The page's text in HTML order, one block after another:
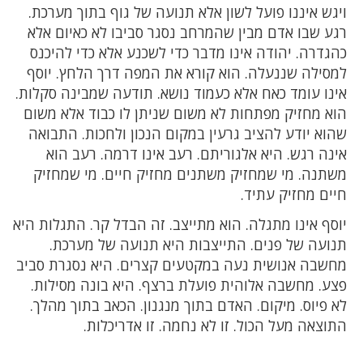
ויגש איננו פועל לשון אלא תנועה של גוף בתוך מערכת.
רגע שבו אדם מבין שהמרחב נסגר סביבו לא כאיום אלא
כהגדרה. יהודה אינו מדבר כדי לשכנע אלא כדי להיכנס
למסילה שננעלה. הוא קורא את המפה דרך הלחץ. יוסף
אינו עומד כאח אלא כעמוד נושא. תודעה שמבינה סקלות.
הוא מחזיק מפתחות לא משום שניתן לו כבוד אלא משום
שהוא יודע להציב גרעין במקום הנכון ולחכות. התבואה
אינה רגש. היא אלגוריתם. רעב אינו דרמה. רעב הוא
משתנה. מי שמחזיק משתנים מחזיק חיים. מי שמחזיק
חיים מחזיק עתיד.
יוסף אינו מתגלה. הוא מתייצב. זה הבדל קר. התגלות היא
תנועה של פנים. התייצבות היא תנועה של מערכת.
מחשבה אנושית נעה במקטעים קצרים. היא נסגרת סביב
פצע. מחשבה אלוהית פועלת ברצף. היא בונה מסילות.
לא פיוס. מיקום. האדם בתוך מנגנון. הכאב בתוך מהלך.
התוצאה מעל הכול. זו לא נחמה. זו אדריכלות.